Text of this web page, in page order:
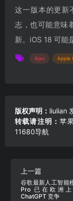
这一版本的更新
志，也可能意味
新。iOS 18 可能
Ajax Apple
版权声明： liulian
转载请注明：苹
11680导航
上一篇
谷歌最新人工智能
Pro 已在欧洲
ChatGPT 竞争